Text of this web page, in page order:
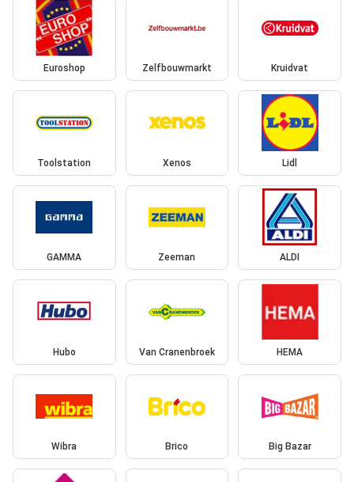
Euroshop Zelfbouwmarkt Kruidvat
Toolstation Xenos Lidl
GAMMA Zeeman ALDI
Hubo Van Cranenbroek HEMA
Wibra Brico Big Bazar